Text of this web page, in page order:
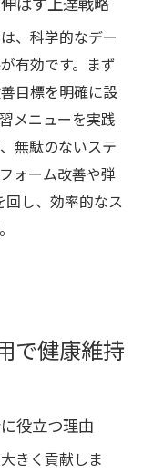
、科学的なデー
有効です。まず
目標を明確に設
メニューを実践
無駄のないステ
ォーム改善や弾
回し、効率的なス
で健康維持
役立つ理由
きく貢献しま